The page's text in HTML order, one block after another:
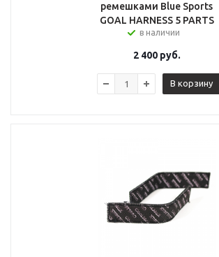
ремешками Blue Sports
GOAL HARNESS 5 PARTS
в наличии
2 400руб.
В корзину